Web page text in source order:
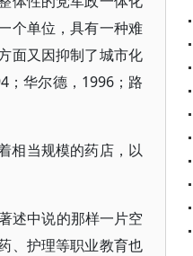
个单位，具有一种难
面又因抑制了城市化
；华尔德，1996；路
相当规模的药店，以
述中说的那样一片空
、护理等职业教育也